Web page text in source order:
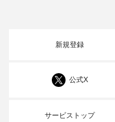
新規登録
公式X
サービストップ